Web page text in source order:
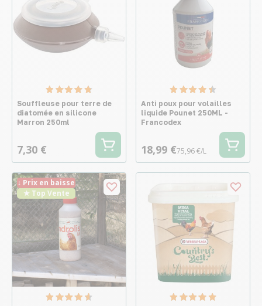
Souffleuse pour terre de
diatomée en silicone
Marron 250ml
7,30 €
Anti poux pour volailles
liquide Pounet 250ML -
Francodex
18,99 €75,96 €/L
↓ Prix en baisse
★ Top Vente